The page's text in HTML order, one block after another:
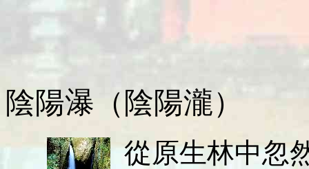
陰陽瀑（陰陽瀧）
從原生林中忽